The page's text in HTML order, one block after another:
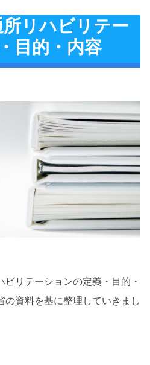
リハビリテー
目的・内容
ビリテーションの定義・目的・
の資料を基に整理していきまし